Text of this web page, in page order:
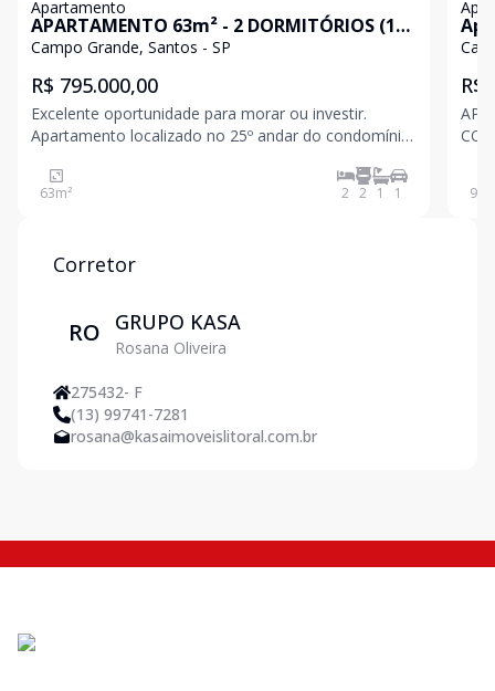
Apartamento
APARTAMENTO 63m² - 2 DORMITÓRIOS (1
SUÍTE) - ANDAR ALTO - VARANDA COM
Campo Grande, Santos - SP
R$ 795.000,00
Excelente oportunidade para morar ou investir.
Apartamento localizado no 25º andar do condomínio
63m² 2 2 1 1
R$
95
Corretor
RO GRUPO KASA
Rosana Oliveira
275432- F
(13) 99741-7281
rosana@kasaimoveislitoral.com.br